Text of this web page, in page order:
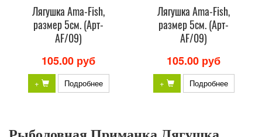
Лягушка Ama-Fish,
размер 5см. (Арт-
AF/09)
105.00 руб
+ Подробнее
Лягушка Ama-Fish,
размер 5см. (Арт-
AF/09)
105.00 руб
+ Подробнее